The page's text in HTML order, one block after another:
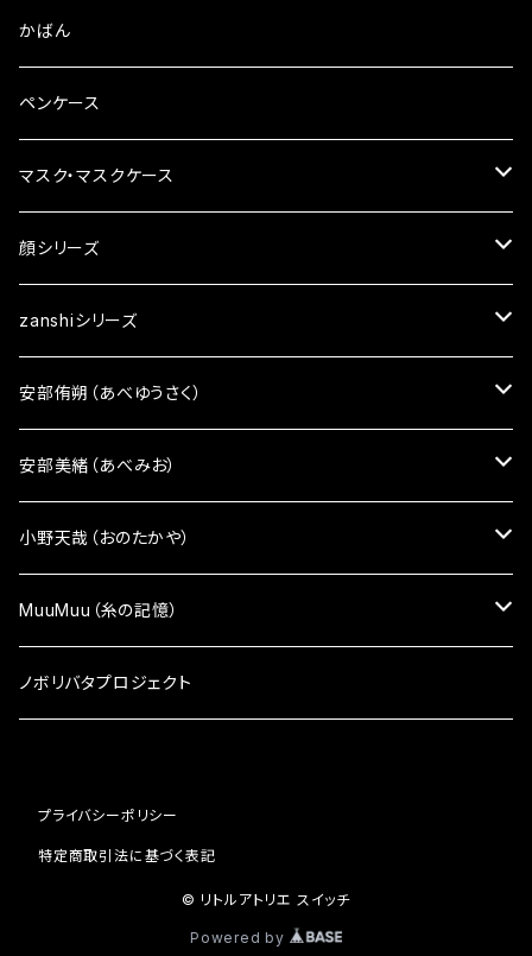
ブックカバー
イヤリング
かばん
ペンケース
マスク・マスクケース
マスクチャーム
顔シリーズ
ざんしちゃんブローチ
顔ポーチ
zanshiシリーズ
アクセサリー
ピアス
イヤリング
雑貨小物
ざんしちゃんブローチ
ピンバッチ
安部侑朔（あべゆうさく）
雑貨小物
かばん
ポーチ
マスク・マスクケース
顔シリーズ
安部美緒（あべみお）
雑貨小物
かばん
マスク・マスクケース
ペンケース
小野天哉（おのたかや）
雑貨小物
MuuMuu（糸の記憶）
雑貨小物
ノボリバタプロジェクト
プライバシーポリシー
特定商取引法に基づく表記
© リトルアトリエ スイッチ
Powered by